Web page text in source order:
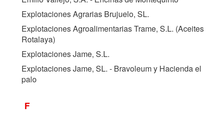
Explotaciones Agrarias Brujuelo, SL.
Explotaciones Agroalimentarias Trame, S.L. (Aceites
Rotalaya)
Explotaciones Jame, S.L.
Explotaciones Jame, SL. - Bravoleum y Hacienda el
palo
F